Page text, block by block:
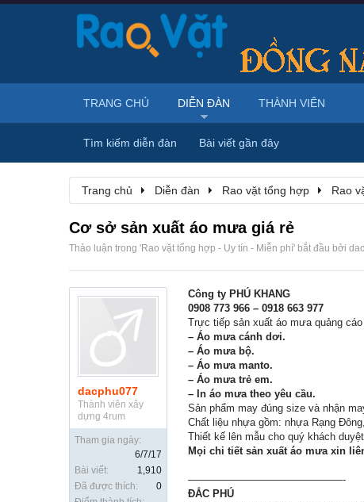
Trang chủ Diễn đàn Rao vặt tổng hợp Rao
Cơ sở sản xuất áo mưa giá rẻ
Thảo luận trong 'Rao vặt tổng hợp - Uy tín - Miễn phí' bắt đầu bởi
dacphu077
Thành viên xây
dựng 4rum
Tham gia ngày:
6/7/17
Bài viết:
1,910
Đã được thích:
0
Công ty PHÚ KHANG
0908 773 966 – 0918 663 977
Trực tiếp sản xuất áo mưa quảng
– Áo mưa cánh dơi.
– Áo mưa bộ.
– Áo mưa manto.
– Áo mưa trẻ em.
– In áo mưa theo yêu cầu.
Sản phẩm may đúng size và nhận
Chất liệu nhựa gồm: nhựa Rạng
Thiết kế lên mẫu cho quý khách
Mọi chi tiết sản xuất áo mưa xin
———————————————-
ĐẮC PHÚ
TRANG CHỦ DIỄN ĐÀN
Tìm kiếm diễn đàn Bài viết gần đây
THÀNH VIÊN